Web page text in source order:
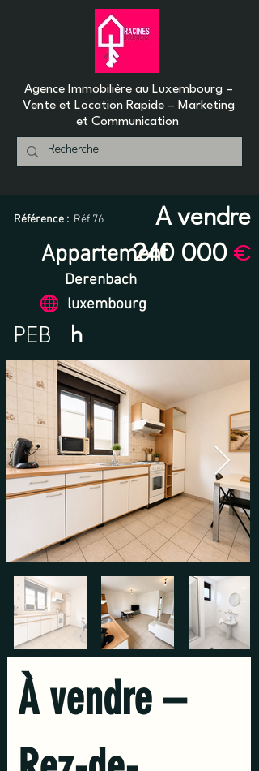
Agence Immobilière au Luxembourg –
Vente et Location Rapide – Marketing
et Communication
Référence : Réf.76 A vendre
€
240 000
Derenbach
luxembourg
PEB h
À vendre –
Appartement